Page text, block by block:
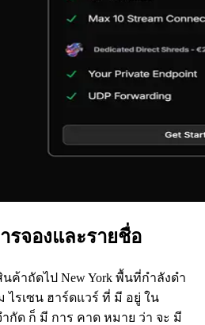
รจองและรายชื่อ
ค้าถัดไป New York พื้นที่กําลังดํา
ไรเซน ฮาร์ดแวร์ ที่ มี อยู่ ใน
กัด ก็ มี การ คาด หมาย ว่า จะ มี